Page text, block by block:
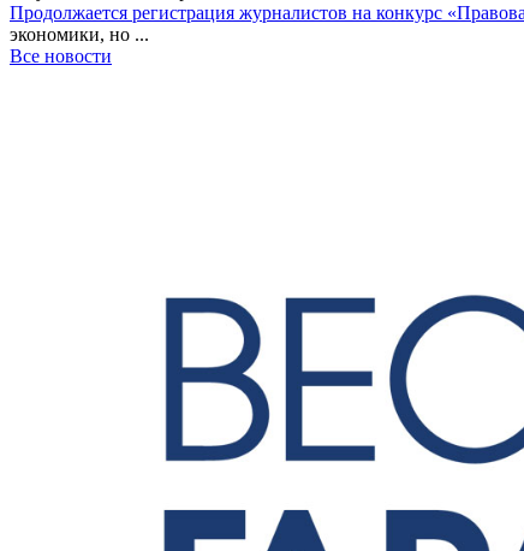
Продолжается регистрация журналистов на конкурс
экономики, но ...
Все новости